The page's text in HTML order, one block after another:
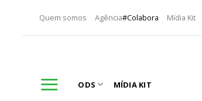
Quem somos Agência#Colabora Mídia Kit
ODS MÍDIA KIT